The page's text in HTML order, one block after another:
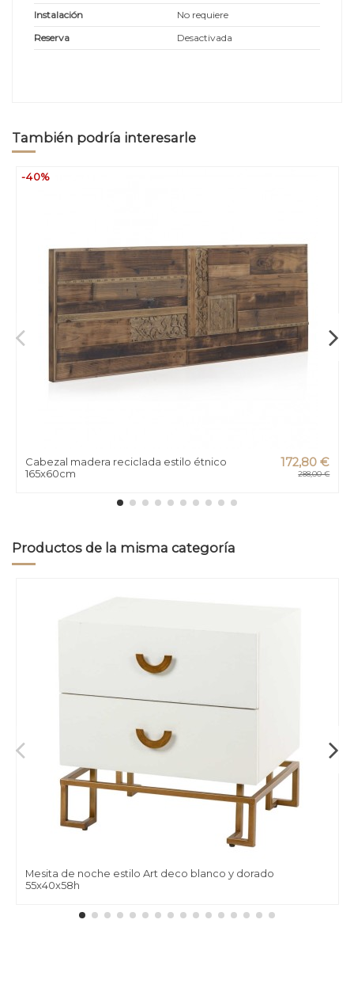
Instalación
No requiere
Reserva
Desactivada
También podría interesarle
-40%
Cabezal madera reciclada estilo étnico
165x60cm
172,80 €
288,00 €
Productos de la misma categoría
Mesita de noche estilo Art deco blanco y dorado
55x40x58h